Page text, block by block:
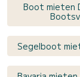
Boot mieten
Segelboot